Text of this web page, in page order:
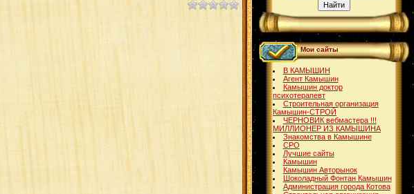
Мои сайты
В КАМЫШИН
Агент Камышин
Камышин доктор
психотерапевт
Строительная организация
Камышин-СТРОЙ
ЧЕРНОВИК вебмастера !!!
МИЛЛИОНЕР ИЗ КАМЫШИНА
Знакомства в Камышине
СРО
Лучшие сайты
Камышин
Камышин Авторынок
Шоколадный Фонтан Камышин
Администрация города Котова